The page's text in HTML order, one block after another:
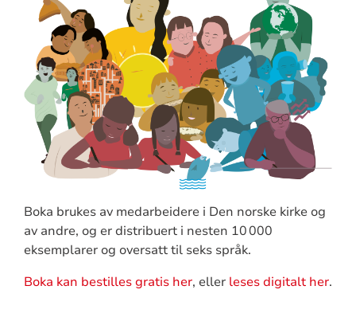
Boka brukes av medarbeidere i Den norske kirke og
av andre, og er distribuert i nesten 10 000
eksemplarer og oversatt til seks språk.
Boka kan bestilles gratis her, eller leses digitalt her.